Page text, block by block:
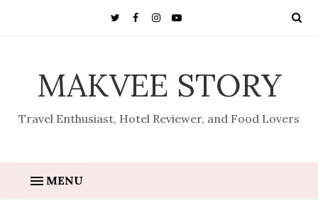
MAKVEE STORY
Travel Enthusiast, Hotel Reviewer, and Food Lovers
MENU